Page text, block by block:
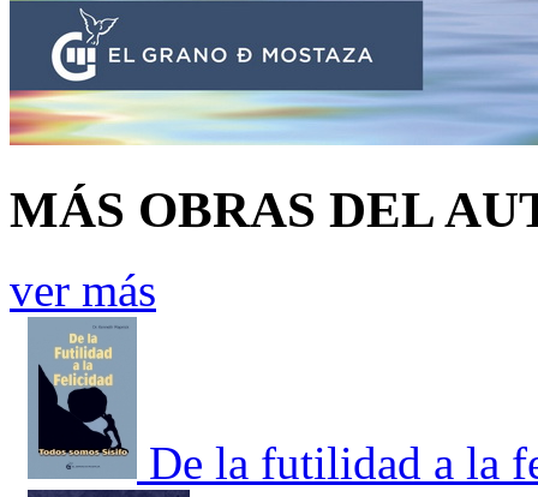
MÁS OBRAS DEL
ver más
De la futilidad a la